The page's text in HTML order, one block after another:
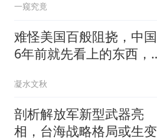
一窥究竟
难怪美国百般阻挠，中国
6年前就先看上的东西，
凝水文秋
剖析解放军新型武器亮
相，台海战略格局或生变